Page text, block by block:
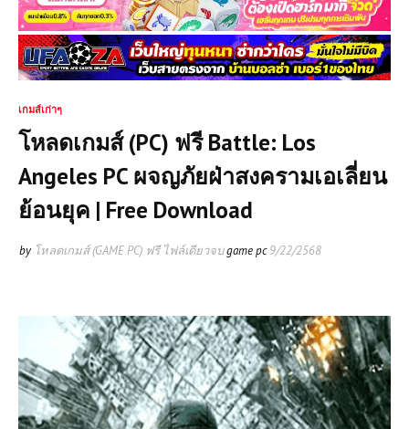
เกมส์เก่าๆ
โหลดเกมส์ (PC) ฟรี Battle: Los
Angeles PC ผจญภัยฝ่าสงครามเอเลี่ยน
ย้อนยุค | Free Download
by โหลดเกมส์ (GAME PC) ฟรี ไฟล์เดียวจบgame pc9/22/2568